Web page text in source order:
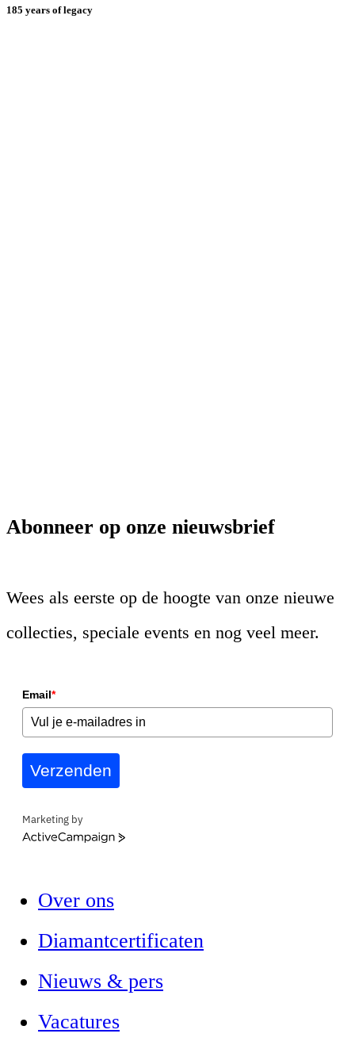
185 years of legacy
Abonneer op onze nieuwsbrief
Wees als eerste op de hoogte van onze nieuwe
collecties, speciale events en nog veel meer.
Email*
Verzenden
Marketing by
ActiveCampaign
Over ons
Diamantcertificaten
Nieuws & pers
Vacatures